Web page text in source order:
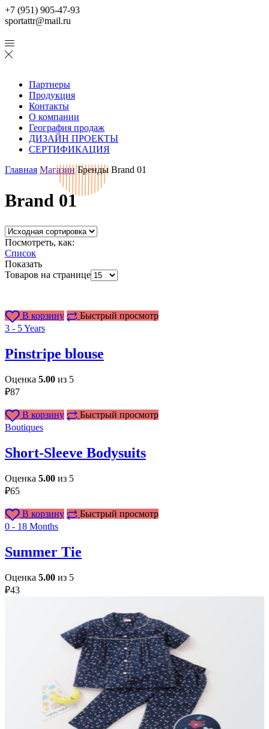
+7 (951) 905-47-93
sportattr@mail.ru
Партнеры
Продукция
Контакты
О компании
География продаж
ДИЗАЙН ПРОЕКТЫ
СЕРТИФИКАЦИЯ
Главная Магазин Бренды Brand 01
Brand 01
Посмотреть, как:
Список
Показать
Товаров на странице
В корзину
Быстрый просмотр
3 - 5 Years
Pinstripe blouse
Оценка 5.00 из 5
₽87
В корзину
Быстрый просмотр
Boutiques
Short-Sleeve Bodysuits
Оценка 5.00 из 5
₽65
В корзину
Быстрый просмотр
0 - 18 Months
Summer Tie
Оценка 5.00 из 5
₽43